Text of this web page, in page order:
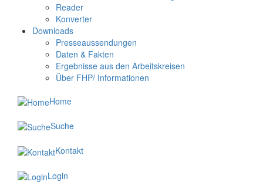
Reader
Konverter
Downloads
Presseaussendungen
Daten & Fakten
Ergebnisse aus den Arbeitskreisen
Über FHP/ Informationen
Home
Suche
Kontakt
Login